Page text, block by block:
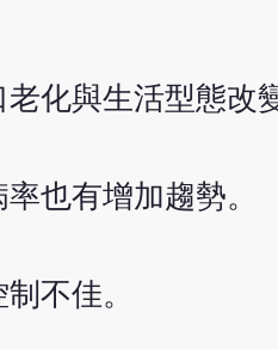
化與生活型態改
也有增加趨勢。
不佳。